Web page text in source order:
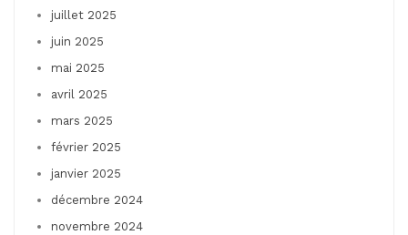
juillet 2025
juin 2025
mai 2025
avril 2025
mars 2025
février 2025
janvier 2025
décembre 2024
novembre 2024